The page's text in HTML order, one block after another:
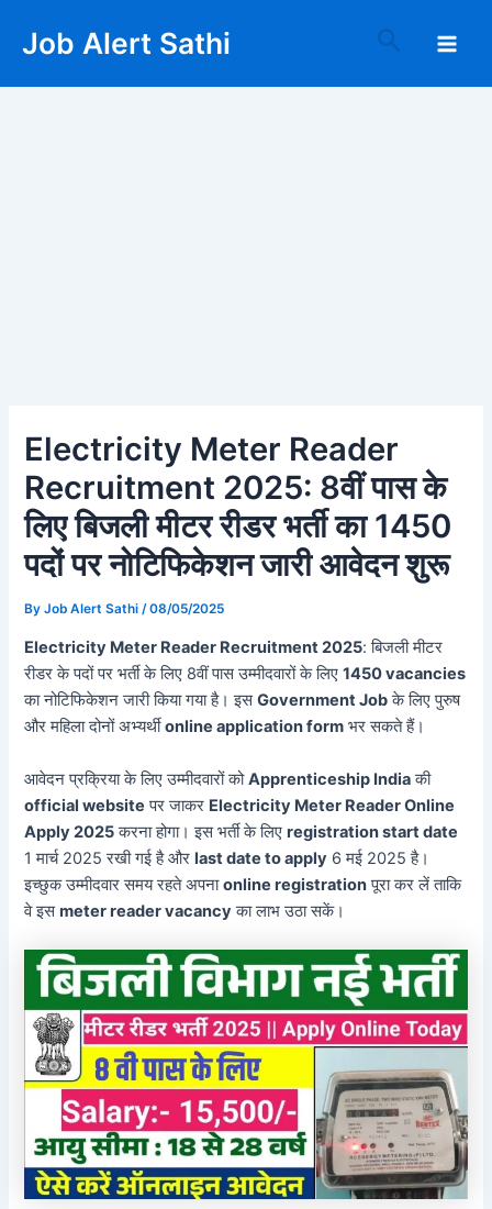
Job Alert Sathi Search
Electricity Meter Reader
Recruitment 2025: 8वीं पास के
लिए बिजली मीटर रीडर भर्ती का 1450
पदों पर नोटिफिकेशन जारी आवेदन शुरू
ByJob Alert Sathi /08/05/2025
Electricity Meter Reader Recruitment 2025: बिजली मीटर
रीडर के पदों पर भर्ती के लिए 8वीं पास उम्मीदवारों के लिए1450 vacancies
का नोटिफिकेशन जारी किया गया है। इसGovernment Jobके लिए पुरुष
और महिला दोनों अभ्यर्थीonline application form भर सकते हैं।
आवेदन प्रक्रिया के लिए उम्मीदवारों कोApprenticeship Indiaकी
official website पर जाकर Electricity Meter Reader Online
Apply 2025करना होगा। इस भर्ती के लिएregistration start date
1 मार्च 2025 रखी गई है औरlast date to apply 6 मई 2025 है।
इच्छुक उम्मीदवार समय रहते अपनाonline registrationपूरा कर लें ताकि
वे इसmeter reader vacancy का लाभ उठा सकें।
navigation